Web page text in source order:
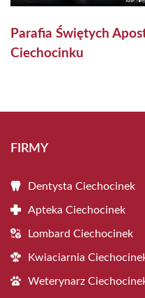
Parafia Świętych
Ciechocinku
FIRMY
Dentysta Ciechocinek
Apteka Ciechocinek
Lombard Ciechocinek
Kwiaciarnia
Weterynarz